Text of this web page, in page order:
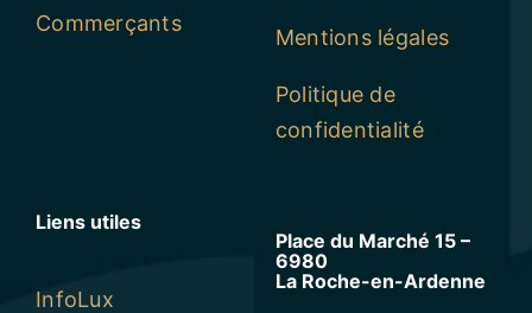
Commerçants
Mentions légales
Politique de
confidentialité
Liens utiles
InfoLux
Place du Marché 15 –
6980
La Roche-en-Ardenne